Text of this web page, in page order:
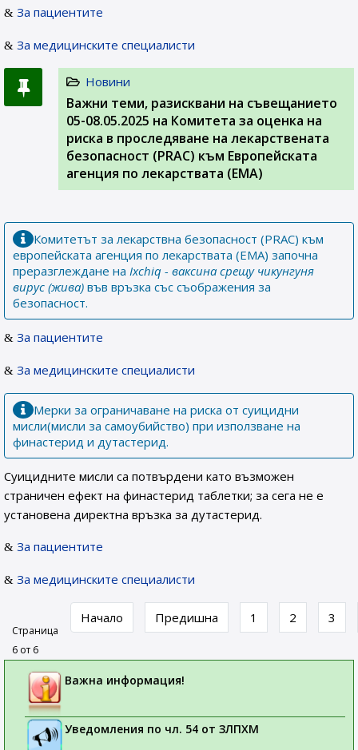
За пациентите
За медицинските специалисти
Новини
Важни теми, разисквани на съвeщанието
05-08.05.2025 на Комитета за оценка на
риска в проследяване на лекарствената
безопасност (PRAC) към Европейската
агенция по лекарствата (ЕМА)
Комитетът за лекарствна безопасност (PRAC) към
европейската агенция по лекарствата (EMA) започна
преразглеждане на Ixchiq - ваксина срещу чикунгуня
вирус (жива) във връзка със съображения за
безопасност.
За пациентите
За медицинските специалисти
Мерки за ограничаване на риска от суицидни
мисли(мисли за самоубийство) при използване на
финастерид и дутастерид.
Суицидните мисли са потвърдени като възможен
страничен ефект на финастерид таблетки; за сега не е
установена директна връзка за дутастерид.
За пациентите
За медицинските специалисти
Страница
6 от 6
Начало Предишна 1 2 3
Важна информация!
Уведомления по чл. 54 от ЗЛПХМ